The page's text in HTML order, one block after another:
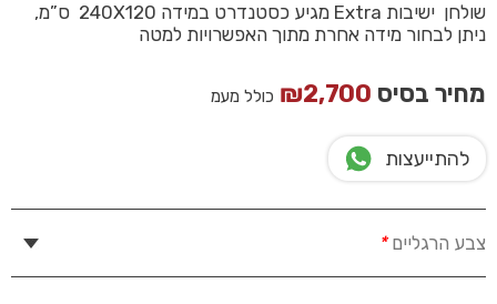
שולחן ישיבות Extra מגיע כסטנדרט במידה 240X120 ס”מ,
ניתן לבחור מידה אחרת מתוך האפשרויות למטה
מחיר בסיס ₪2,700 כולל מעמ
להתייעצות
צבע הרגליים*